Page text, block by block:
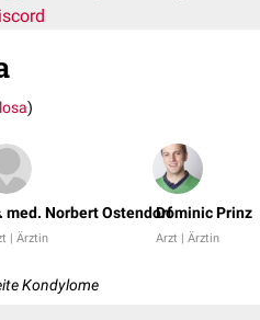
)
med. Norbert Ostendorf
| Ärztin
Dominic Prinz
Arzt | Ärztin
Kondylome